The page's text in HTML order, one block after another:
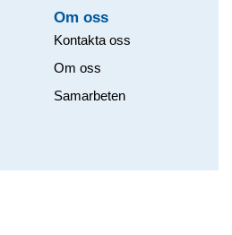
Om oss​
Kontakta oss
Om oss
Samarbeten